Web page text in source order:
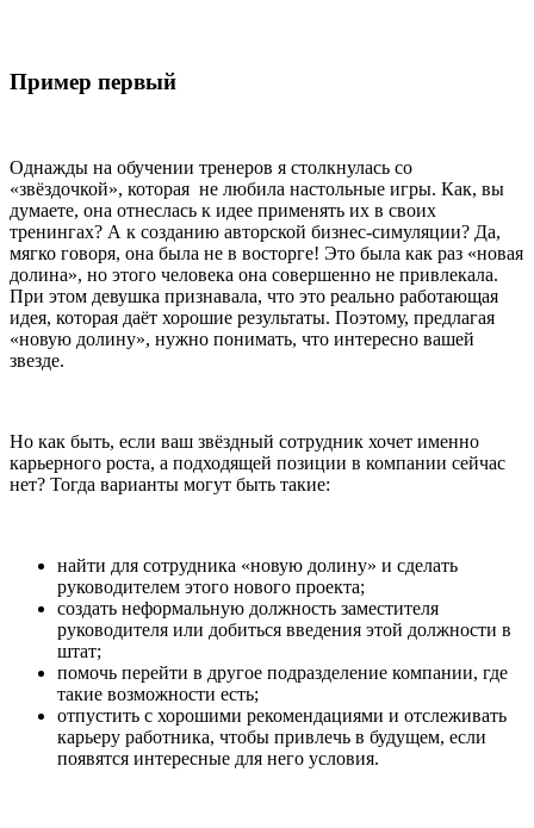
Пример первый
Однажды на обучении тренеров я столкнулась со
«звёздочкой», которая не любила настольные игры. Как, вы
думаете, она отнеслась к идее применять их в своих
тренингах? А к созданию авторской бизнес-симуляции? Да,
мягко говоря, она была не в восторге! Это была как раз «новая
долина», но этого человека она совершенно не привлекала.
При этом девушка признавала, что это реально работающая
идея, которая даёт хорошие результаты. Поэтому, предлагая
«новую долину», нужно понимать, что интересно вашей
звезде.
Но как быть, если ваш звёздный сотрудник хочет именно
карьерного роста, а подходящей позиции в компании сейчас
нет? Тогда варианты могут быть такие:
найти для сотрудника «новую долину» и сделать
руководителем этого нового проекта;
создать неформальную должность заместителя
руководителя или добиться введения этой должности в
штат;
помочь перейти в другое подразделение компании, где
такие возможности есть;
отпустить с хорошими рекомендациями и отслеживать
карьеру работника, чтобы привлечь в будущем, если
появятся интересные для него условия.